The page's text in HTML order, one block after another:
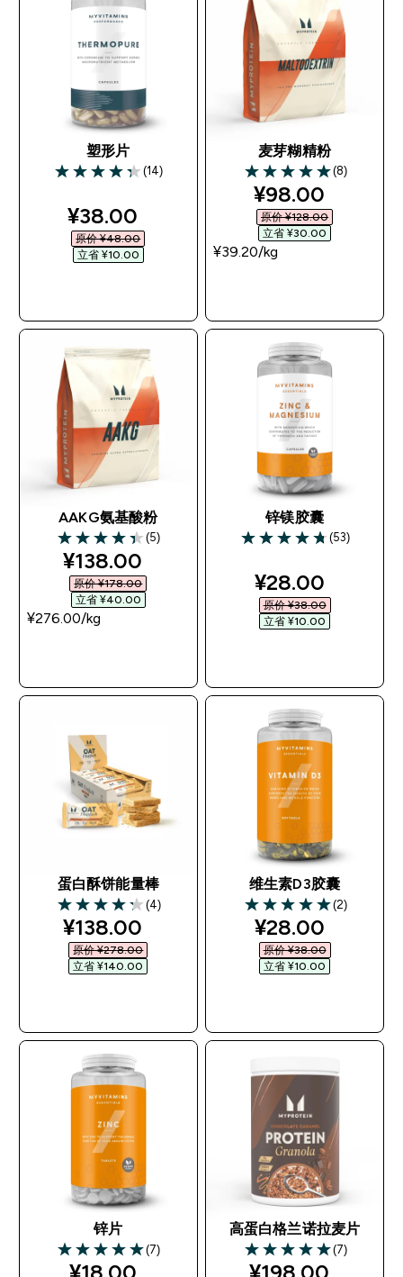
塑形片
4.29 out of 5 stars
(14)
discounted price
¥38.00‎
原价 ¥48.00‎
立省 ¥10.00‎
麦芽糊精粉
5 out of 5 stars
(8)
discounted
¥98.00‎
原价 ¥128.00‎
立省 ¥30.00‎
¥39.20‎/kg
AAKG氨基酸粉
4.4 out of 5 stars
(5)
discounted price
¥138.00‎
原价 ¥178.00‎
立省 ¥40.00‎
¥276.00‎/kg
锌镁胶囊
4.74 out of 5 stars
(53)
discounted
¥28.00‎
原价 ¥38.00‎
立省 ¥10.00‎
蛋白酥饼能量棒
4.25 out of 5 stars
(4)
discounted price
¥138.00‎
原价 ¥278.00‎
立省 ¥140.00‎
维生素D3胶囊
5 out of 5 stars
(2)
discounted
¥28.00‎
原价 ¥38.00‎
立省 ¥10.00‎
锌片
5 out of 5 stars
(7)
discounted price
高蛋白格兰诺拉麦片
5 out of 5 stars
(7)
discounted